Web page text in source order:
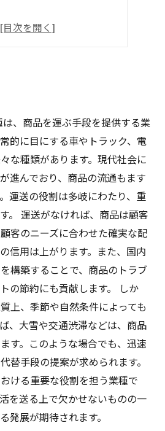
、商品を運ぶ手段を提供する業
的に目にする車やトラック、電
な種類があります。現代社会に
進んでおり、商品の流通もます
運送の役割は多岐にわたり、重
。 運送がなければ、商品は顧客
客のニーズに合わせた確実な配
信用は上がります。また、国内
構築することで、商品のトラブ
の節約にも貢献します。 しか
上、季節や自然条件によっても
、大雪や交通渋滞などは、商品
す。このような場合でも、迅速
替手段の提案が求められます。
ける重要な役割を担う業種で
を送る上で欠かせないものの一
発展が期待されます。